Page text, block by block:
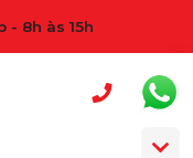
- 8h às 15h